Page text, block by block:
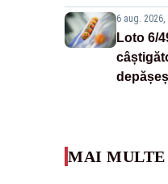
6 aug. 2026,
Loto 6/
MAI